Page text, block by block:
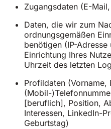
Zugangsdaten (E-
Daten, die wir zum
ordnungsgemäßen
benötigen (IP-
Einrichtung Ihres
Uhrzeit des letzten
Profildaten (Vorname,
(Mobil-
[beruflich], Position,
Interessen, LinkedIn-
Geburtstag)